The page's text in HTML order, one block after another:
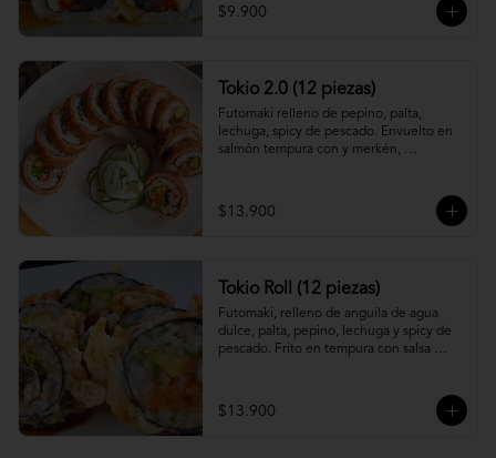
$9.900
Tokio 2.0 (12 piezas)
Futomaki relleno de pepino, palta,
lechuga, spicy de pescado. Envuelto en
salmón tempura con y merkén,
$13.900
Tokio Roll (12 piezas)
Futomaki, relleno de anguila de agua
dulce, palta, pepino, lechuga y spicy de
pescado. Frito en tempura con salsa
$13.900